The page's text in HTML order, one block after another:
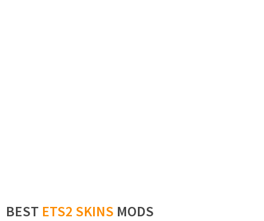
BEST ETS2 SKINS MODS